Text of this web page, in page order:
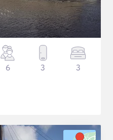
6 3 3